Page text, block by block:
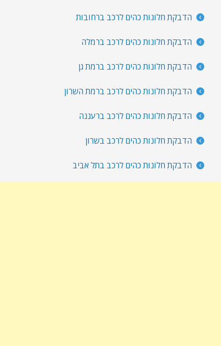
הדבקת חלונות כהים לרכב ברחובות
הדבקת חלונות כהים לרכב ברמלה
הדבקת חלונות כהים לרכב ברמת גן
הדבקת חלונות כהים לרכב ברמת השרון
הדבקת חלונות כהים לרכב ברעננה
הדבקת חלונות כהים לרכב בשרון
הדבקת חלונות כהים לרכב בתל אביב